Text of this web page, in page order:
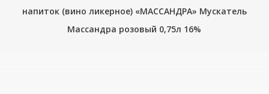
напиток (вино ликерное) «МАССАНДРА» Мускатель
Массандра розовый 0,75л 16%